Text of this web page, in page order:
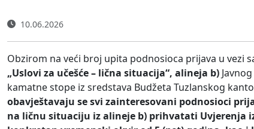
10.06.2026
Obzirom na veći broj upita podnosioca prijava u vezi
„Uslovi za učešće – lična situacija“, alineja b)
kamatne stope iz sredstava Budžeta Tuzlanskog
obavještavaju se svi zainteresovani podnosioci
na ličnu situaciju iz alineje b) prihvatati Uvjerenja